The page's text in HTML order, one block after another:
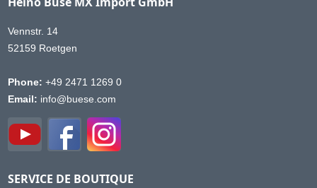
Vennstr. 14
52159 Roetgen
Phone: +49 2471 1269 0
Email: info@buese.com
SERVICE DE BOUTIQUE